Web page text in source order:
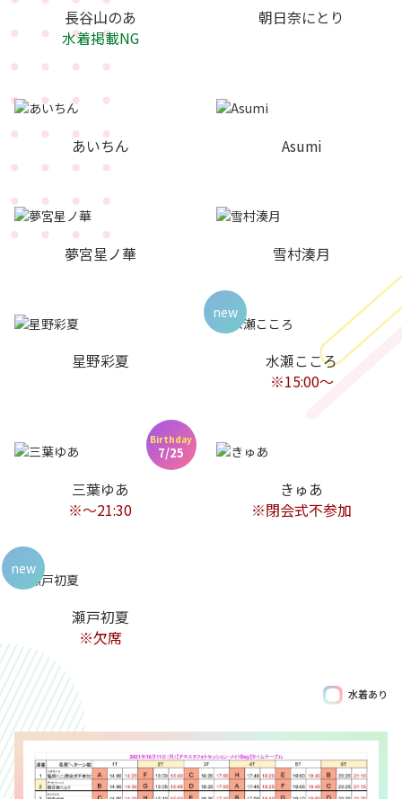
長谷山のあ
水着掲載NG
朝日奈にとり
あいちん Asumi
夢宮星ノ華
Birthday
7/25
雪村湊月
星野彩夏
水瀬こころ
※15:00〜
new
三葉ゆあ
※〜21:30
きゅあ
※閉会式不参加
瀬戸初夏
※欠席
new
水着あり